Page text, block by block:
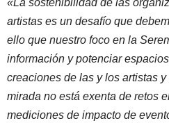
«La sostenibilidad de las
artistas es un desafío que
ello que nuestro foco en la
información y potenciar
creaciones de las y los artistas
mirada no está exenta de retos
mediciones de impacto de